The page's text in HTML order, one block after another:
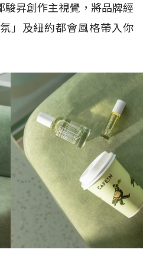
駿昇創作主視覺，將品牌經
」及紐約都會風格帶入你